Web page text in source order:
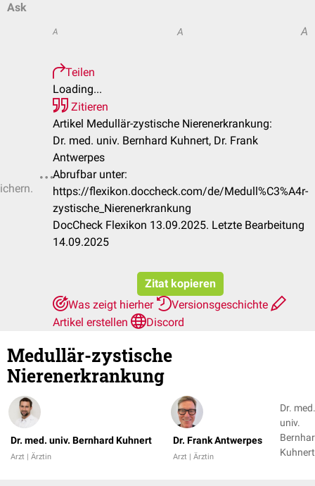
Ask
A A A
Teilen
Loading...
Zitieren
Artikel Medullär-zystische Nierenerkrankung:
Dr. med. univ. Bernhard Kuhnert, Dr. Frank
Antwerpes
Abrufbar unter:
https://flexikon.doccheck.com/de/Medull%C3%A4r-
zystische_Nierenerkrankung
DocCheck Flexikon 13.09.2025. Letzte Bearbeitung
14.09.2025
Zitat kopieren
Was zeigt hierher
Versionsgeschichte
Artikel erstellen
Discord
Medullär-zystische
Nierenerkrankung
Dr. med. univ. Bernhard Kuhnert
Arzt | Ärztin
Dr. Frank Antwerpes
Arzt | Ärztin
Dr. med.
univ.